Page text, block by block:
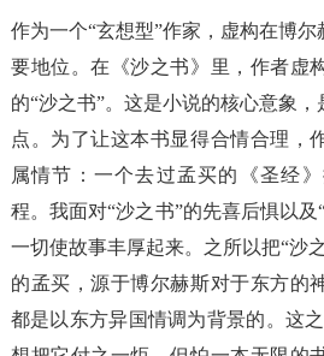
作为一个“玄想型”作家，虚构在博
要地位。在《沙之书》里，作者虚
的“沙之书”。这是小说的核心意象
点。为了让这本书显得合情合理，
属情节：一个去过孟买的《圣经
程。我面对“沙之书”的先喜后惧以
一切使故事丰厚起来。之所以把“沙
的孟买，源于博尔赫斯对于东方的
都是以东方异国情调为背景的。这